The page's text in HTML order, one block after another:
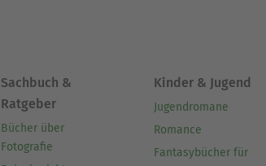
Sachbuch &
Ratgeber
Bücher über
Fotografie
Kinder & Jugend
Jugendromane
Romance
Fantasybücher für